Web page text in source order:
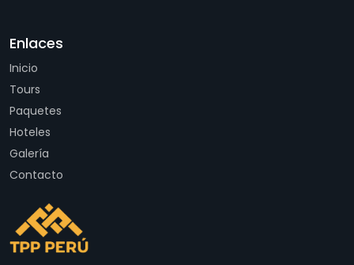
Enlaces
Inicio
Tours
Paquetes
Hoteles
Galería
Contacto